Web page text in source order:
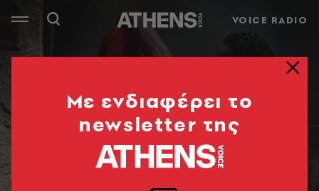
VOICE RADIO
Mε ενδιαφέρει το
newsletter της